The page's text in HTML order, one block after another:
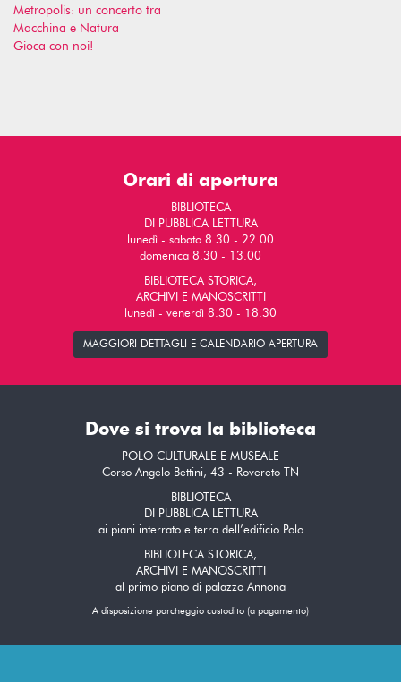
Metropolis: un concerto tra
Macchina e Natura
Gioca con noi!
Orari di apertura
BIBLIOTECA
DI PUBBLICA LETTURA
lunedì - sabato 8.30 - 22.00
domenica 8.30 - 13.00
BIBLIOTECA STORICA,
ARCHIVI E MANOSCRITTI
lunedì - venerdì 8.30 - 18.30
MAGGIORI DETTAGLI E CALENDARIO APERTURA
Dove si trova la biblioteca
POLO CULTURALE E MUSEALE
Corso Angelo Bettini, 43 - Rovereto TN
BIBLIOTECA
DI PUBBLICA LETTURA
ai piani interrato e terra dell’edificio Polo
BIBLIOTECA STORICA,
ARCHIVI E MANOSCRITTI
al primo piano di palazzo Annona
A disposizione parcheggio custodito (a pagamento)